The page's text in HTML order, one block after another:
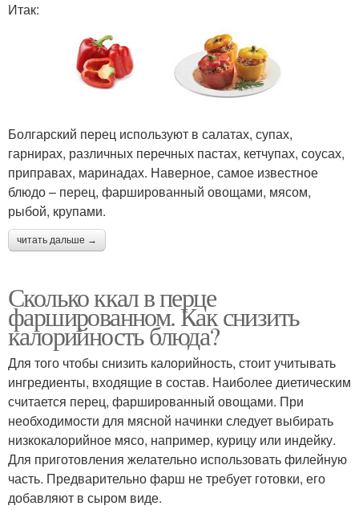
Итак:
Болгарский перец используют в салатах, супах,
гарнирах, различных перечных пастах, кетчупах, соусах,
приправах, маринадах. Наверное, самое известное
блюдо – перец, фаршированный овощами, мясом,
рыбой, крупами.
читать дальше →
Сколько ккал в перце
фаршированном. Как снизить
калорийность блюда?
Для того чтобы снизить калорийность, стоит учитывать
ингредиенты, входящие в состав. Наиболее диетическим
считается перец, фаршированный овощами. При
необходимости для мясной начинки следует выбирать
низкокалорийное мясо, например, курицу или индейку.
Для приготовления желательно использовать филейную
часть. Предварительно фарш не требует готовки, его
добавляют в сыром виде.